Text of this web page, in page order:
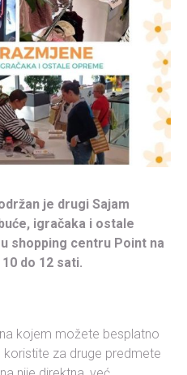
je drugi Sajam
igračaka i ostale
shopping centru Point na
do 12 sati.
kojem možete besplatno
za druge predmete